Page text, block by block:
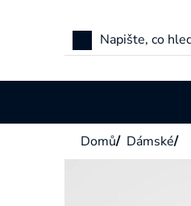
Domů/ Dámské/